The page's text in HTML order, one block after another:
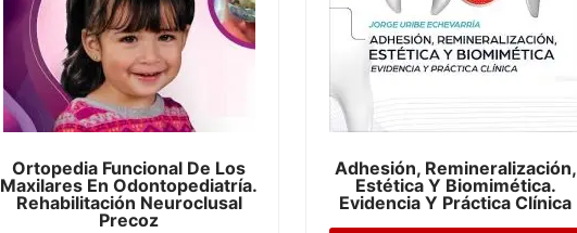
Ortopedia Funcional De Los
Maxilares En Odontopediatría.
Rehabilitación Neuroclusal
Precoz
Adhesión, Remineralización,
Estética Y Biomimética.
Evidencia Y Práctica Clínica